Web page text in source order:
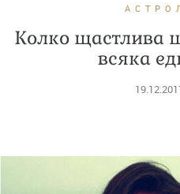
Колко щастлива
всяка